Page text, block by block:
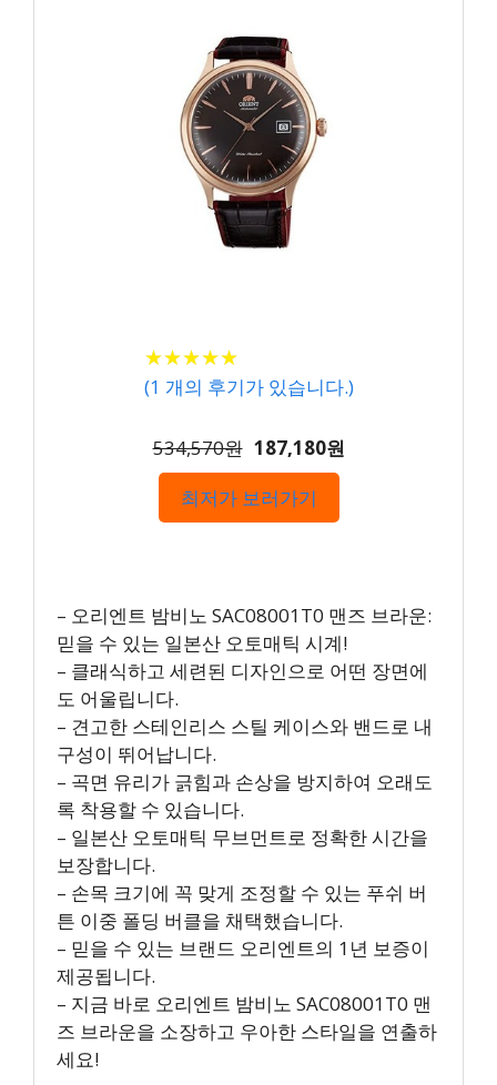
★★★★★
★★★★★
(1 개의 후기가 있습니다.)
534,570원 187,180원
최저가 보러가기
– 오리엔트 밤비노 SAC08001T0 맨즈 브라운:
믿을 수 있는 일본산 오토매틱 시계!
– 클래식하고 세련된 디자인으로 어떤 장면에
도 어울립니다.
– 견고한 스테인리스 스틸 케이스와 밴드로 내
구성이 뛰어납니다.
– 곡면 유리가 긁힘과 손상을 방지하여 오래도
록 착용할 수 있습니다.
– 일본산 오토매틱 무브먼트로 정확한 시간을
보장합니다.
– 손목 크기에 꼭 맞게 조정할 수 있는 푸쉬 버
튼 이중 폴딩 버클을 채택했습니다.
– 믿을 수 있는 브랜드 오리엔트의 1년 보증이
제공됩니다.
– 지금 바로 오리엔트 밤비노 SAC08001T0 맨
즈 브라운을 소장하고 우아한 스타일을 연출하
세요!